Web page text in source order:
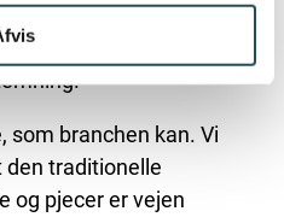
i et uformelt miljø med
som branchen kan. Vi
den traditionelle
og pjecer er vejen